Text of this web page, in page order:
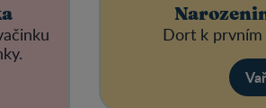
Dort k prvním